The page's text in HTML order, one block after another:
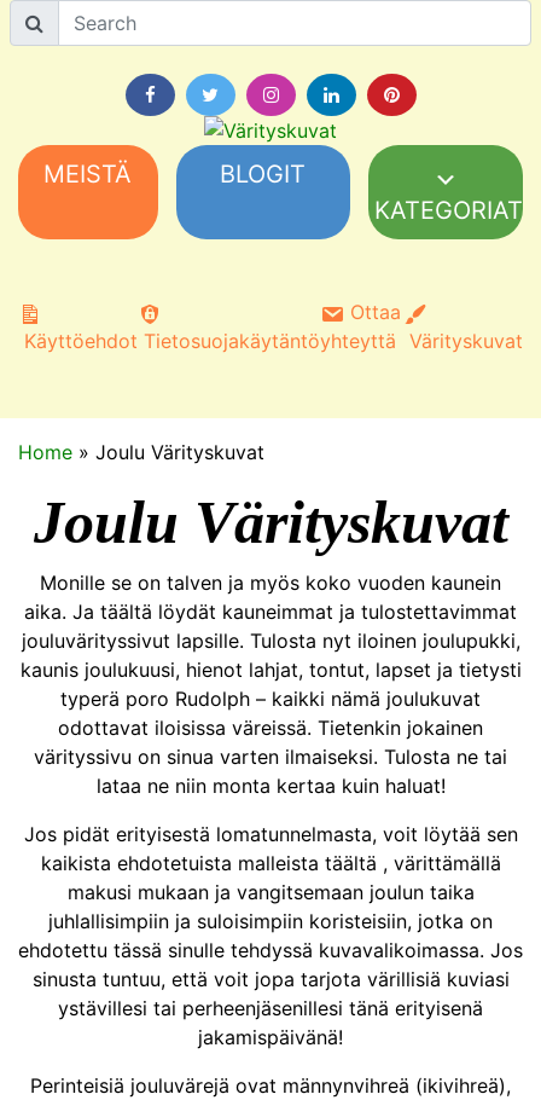
MEISTÄ
BLOGIT
KATEGORIAT
Käyttöehdot Tietosuojakäytäntö
Ottaa
yhteyttä Värityskuvat
Home » Joulu Värityskuvat
Joulu Värityskuvat
Monille se on talven ja myös koko vuoden kaunein
aika. Ja täältä löydät kauneimmat ja tulostettavimmat
jouluvärityssivut lapsille. Tulosta nyt iloinen joulupukki,
kaunis joulukuusi, hienot lahjat, tontut, lapset ja tietysti
typerä poro Rudolph – kaikki nämä joulukuvat
odottavat iloisissa väreissä. Tietenkin jokainen
värityssivu on sinua varten ilmaiseksi. Tulosta ne tai
lataa ne niin monta kertaa kuin haluat!
Jos pidät erityisestä lomatunnelmasta, voit löytää sen
kaikista ehdotetuista malleista täältä , värittämällä
makusi mukaan ja vangitsemaan joulun taika
juhlallisimpiin ja suloisimpiin koristeisiin, jotka on
ehdotettu tässä sinulle tehdyssä kuvavalikoimassa. Jos
sinusta tuntuu, että voit jopa tarjota värillisiä kuviasi
ystävillesi tai perheenjäsenillesi tänä erityisenä
jakamispäivänä!
Perinteisiä jouluvärejä ovat männynvihreä (ikivihreä),